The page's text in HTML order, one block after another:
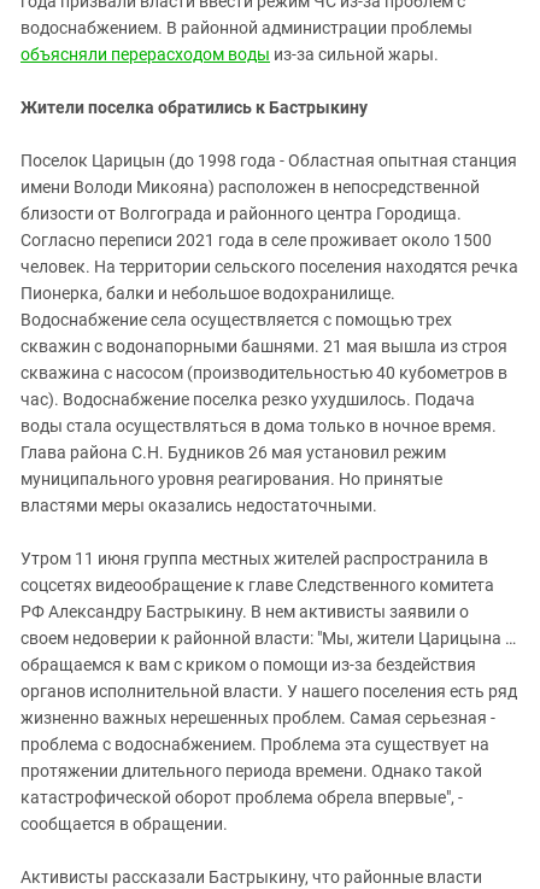
ЮФО
водоснабжением. В районной администрации проблемы
объясняли перерасходом воды из-за сильной жары.
Жители поселка обратились к Бастрыкину
Поселок Царицын (до 1998 года - Областная опытная станция
имени Володи Микояна) расположен в непосредственной
близости от Волгограда и районного центра Городища.
Согласно переписи 2021 года в селе проживает около 1500
человек. На территории сельского поселения находятся речка
Пионерка, балки и небольшое водохранилище.
Водоснабжение села осуществляется с помощью трех
скважин с водонапорными башнями. 21 мая вышла из строя
скважина с насосом (производительностью 40 кубометров в
час). Водоснабжение поселка резко ухудшилось. Подача
воды стала осуществляться в дома только в ночное время.
Глава района С.Н. Будников 26 мая установил режим
муниципального уровня реагирования. Но принятые
властями меры оказались недостаточными.
Утром 11 июня группа местных жителей распространила в
соцсетях видеообращение к главе Следственного комитета
РФ Александру Бастрыкину. В нем активисты заявили о
своем недоверии к районной власти: "Мы, жители Царицына …
обращаемся к вам с криком о помощи из-за бездействия
органов исполнительной власти. У нашего поселения есть ряд
жизненно важных нерешенных проблем. Самая серьезная -
проблема с водоснабжением. Проблема эта существует на
протяжении длительного периода времени. Однако такой
катастрофической оборот проблема обрела впервые", -
сообщается в обращении.
Активисты рассказали Бастрыкину, что районные власти